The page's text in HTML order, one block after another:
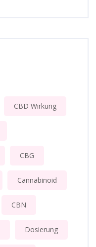
CBD Wirkung
CBG
Cannabinoid
CBN
Dosierung